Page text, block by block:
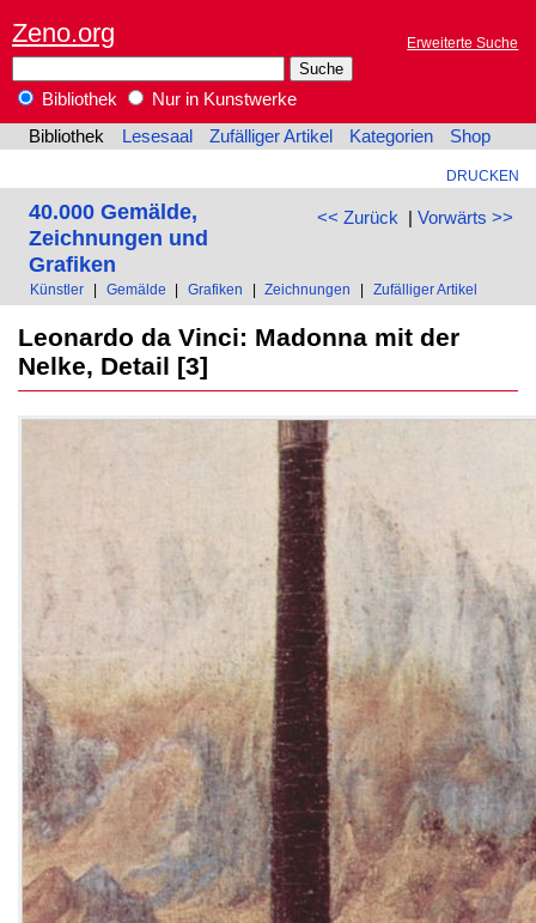
Zeno.org Erweiterte Suche
Bibliothek
Nur in Kunstwerke
Bibliothek
Lesesaal Zufälliger Artikel Kategorien Shop
DRUCKEN
<< Zurück | Vorwärts >>
40.000 Gemälde,
Zeichnungen und
Grafiken
Künstler Gemälde Grafiken Zeichnungen Zufälliger Artikel
Leonardo da Vinci: Madonna mit der
Nelke, Detail [3]